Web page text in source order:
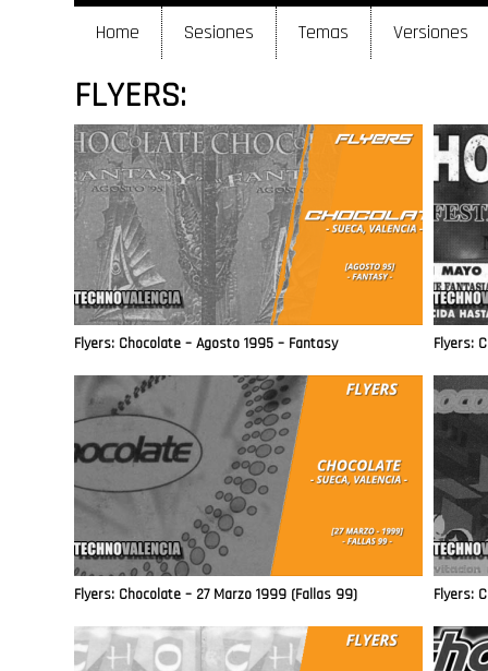
Home Sesiones Temas Versiones
FLYERS:
Flyers: Chocolate – Agosto 1995 – Fantasy Flyers:
Flyers: Chocolate – 27 Marzo 1999 (Fallas 99) Flyers: